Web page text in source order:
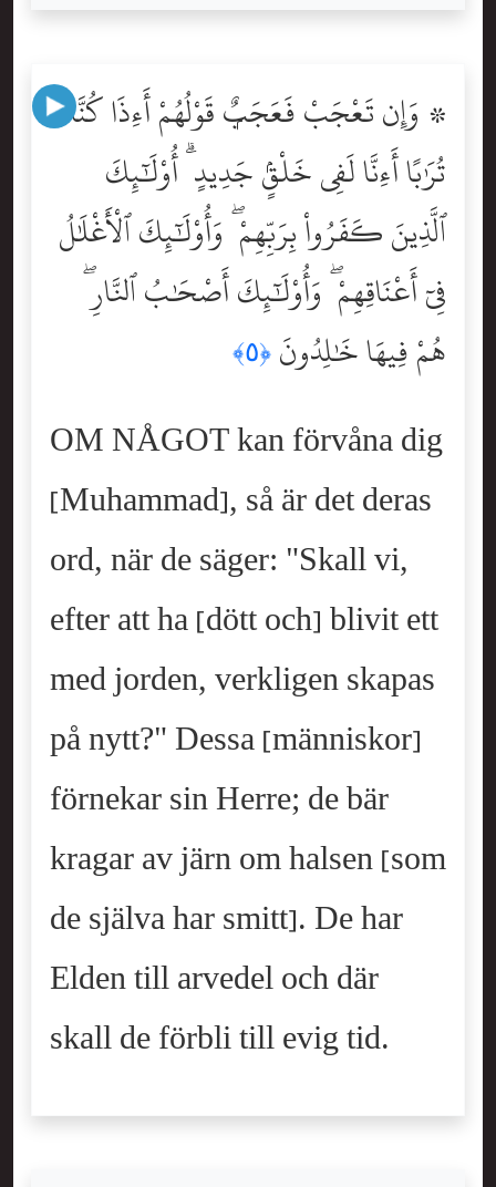
۞ وَإِن تَعْجَبْ فَعَجَبٌۭ قَوْلُهُمْ أَءِذَا كُنَّا
تُرَٰبًا أَءِنَّا لَفِى خَلْقٍۢ جَدِيدٍ ۗ أُوْلَٰٓئِكَ
ٱلَّذِينَ كَفَرُواْ بِرَبِّهِمْ ۖ وَأُوْلَٰٓئِكَ ٱلْأَغْلَٰلُ
فِىٓ أَعْنَاقِهِمْ ۖ وَأُوْلَٰٓئِكَ أَصْحَٰبُ ٱلنَّارِ ۖ
هُمْ فِيهَا خَٰلِدُونَ ﴿٥﴾
OM NÅGOT kan förvåna dig
[Muhammad], så är det deras
ord, när de säger: "Skall vi,
efter att ha [dött och] blivit ett
med jorden, verkligen skapas
på nytt?" Dessa [människor]
förnekar sin Herre; de bär
kragar av järn om halsen [som
de själva har smitt]. De har
Elden till arvedel och där
skall de förbli till evig tid.